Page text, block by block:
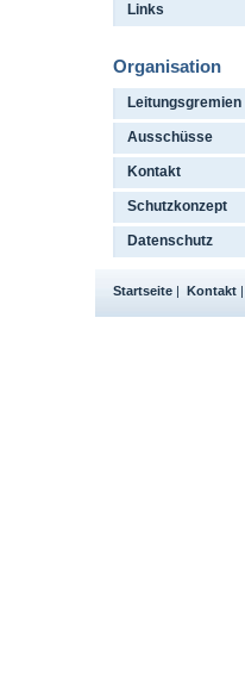
Links
Organisation
Leitungsgremien
Ausschüsse
Kontakt
Schutzkonzept
Datenschutz
Startseite | Kontakt |